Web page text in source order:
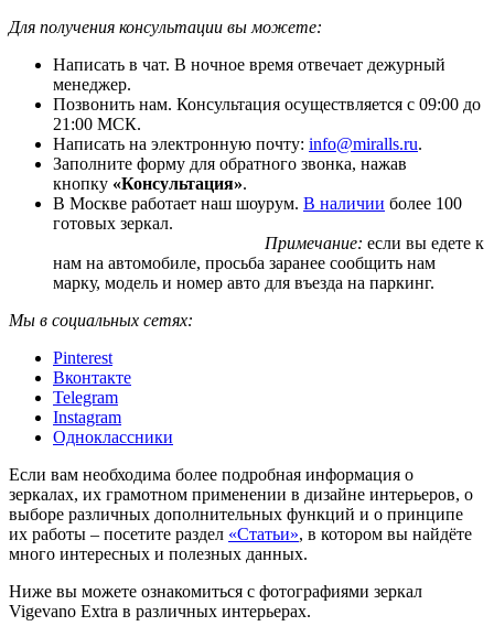
Для получения консультации вы можете:
Написать в чат. В ночное время отвечает дежурный
менеджер.
Позвонить нам. Консультация осуществляется с 09:00 до
21:00 МСК.
Написать на электронную почту: info@miralls.ru.
Заполните форму для обратного звонка, нажав
кнопку «Консультация».
В Москве работает наш шоурум. В наличии более 100
готовых зеркал.
Примечание: если вы едете к
нам на автомобиле, просьба заранее сообщить нам
марку, модель и номер авто для въезда на паркинг.
Мы в социальных сетях:
Pinterest
Вконтакте
Telegram
Instagram
Одноклассники
Если вам необходима более подробная информация о
зеркалах, их грамотном применении в дизайне интерьеров, о
выборе различных дополнительных функций и о принципе
их работы – посетите раздел «Статьи», в котором вы найдёте
много интересных и полезных данных.
Ниже вы можете ознакомиться с фотографиями зеркал
Vigevano Extra в различных интерьерах.